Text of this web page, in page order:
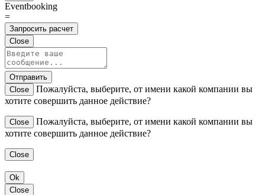
Eventbooking
=
Запросить расчет
Close
Отправить
Close
Пожалуйста, выберите, от имени какой компании вы
хотите совершить данное действие?
Close
Пожалуйста, выберите, от имени какой компании вы
хотите совершить данное действие?
Close
Ok
Close